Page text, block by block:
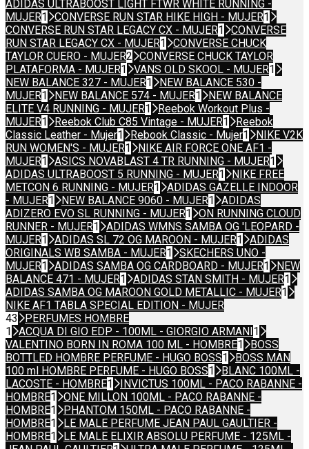
ADIDAS ULTRABOOST LIGHT FTWR WHITE RUNNING -
MUJER1 CONVERSE RUN STAR HIKE HIGH - MUJER1
CONVERSE RUN STAR LEGACY CX - MUJER1
CONVERSE
RUN STAR LEGACY CX - MUJER1
CONVERSE CHUCK
TAYLOR CUERO - MUJER2 CONVERSE CHUCK TAYLOR
PLATAFORMA - MUJER1 VANS OLD SKOOL - MUJER1
NEW BALANCE 327 - MUJER1
NEW BALANCE 530 -
MUJER1 NEW BALANCE 574 - MUJER1
NEW BALANCE
ELITE V4 RUNNING - MUJER1
Reebok Workout Plus -
MUJER1 Reebok Club C85 Vintage - MUJER1
Reebok
Classic Leather - Mujer1 Rebook Classic - Mujer1
NIKE V2K
RUN WOMEN'S - MUJER1
NIKE AIR FORCE ONE AF1 -
MUJER1 ASICS NOVABLAST 4 TR RUNNING - MUJER1
ADIDAS ULTRABOOST 5 RUNNING - MUJER1
NIKE FREE
METCON 6 RUNNING - MUJER1
ADIDAS GAZELLE INDOOR
- MUJER1 NEW BALANCE 9060 - MUJER1
ADIDAS
ADIZERO EVO SL RUNNING - MUJER1
ON RUNNING CLOUD
RUNNER - MUJER1
ADIDAS WMNS SAMBA OG 'LEOPARD -
MUJER1 ADIDAS SL 72 OG MAROON - MUJER1
ADIDAS
ORIGINALS WB SAMBA - MUJER1
SKECHERS UNO -
MUJER1 ADIDAS SAMBA OG CARDBOARD - MUJER1
NEW
BALANCE 471 - MUJER1 ADIDAS STAN SMITH - MUJER1
ADIDAS SAMBA OG MAROON GOLD METALLIC - MUJER1
NIKE AF1 TABLA SPECIAL EDITION - MUJER
43
PERFUMES HOMBRE
1
ACQUA DI GIO EDP - 100ML - GIORGIO ARMANI 1
VALENTINO BORN IN ROMA 100 ML - HOMBRE1
BOSS
BOTTLED HOMBRE PERFUME - HUGO BOSS1
BOSS MAN
100 ml HOMBRE PERFUME - HUGO BOSS1
BLANC 100ML -
LACOSTE - HOMBRE1
INVICTUS 100ML - PACO RABANNE -
HOMBRE1
ONE MILLON 100ML - PACO RABANNE -
HOMBRE1
PHANTOM 150ML - PACO RABANNE -
HOMBRE1
LE MALE PERFUME JEAN PAUL GAULTIER -
HOMBRE1
LE MALE ELIXIR ABSOLU PERFUME - 125ML -